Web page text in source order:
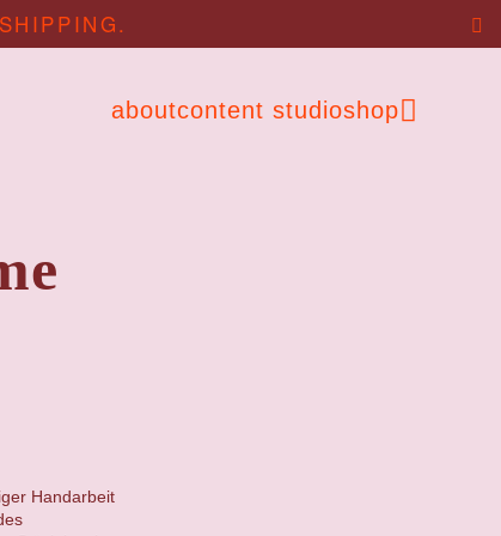
aboutcontent studioshop
Handarbeit